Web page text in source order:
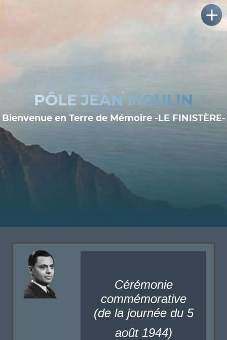
PÔLE JEAN MOULIN
Bienvenue en Terre de Mémoire -LE FINISTÈRE-
Cérémonie
commémorative
(de la journée du 5
août 1944)